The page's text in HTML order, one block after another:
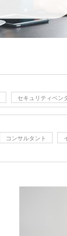
セキュリティベン
コンサルタント